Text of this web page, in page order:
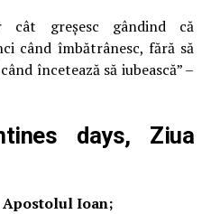
cât greșesc gândind că
când îmbătrânesc, fără să
încetează să iubească” –
days, Ziua
Apostolul Ioan;